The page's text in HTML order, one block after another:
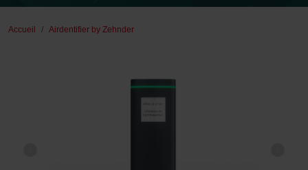
Accueil Airdentifier by Zehnder